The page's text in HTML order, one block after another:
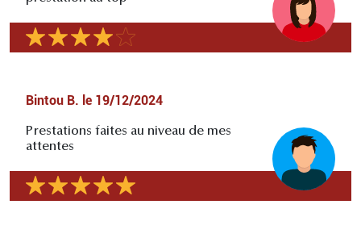
Bintou B. le 19/12/2024
Prestations faites au niveau de mes
attentes